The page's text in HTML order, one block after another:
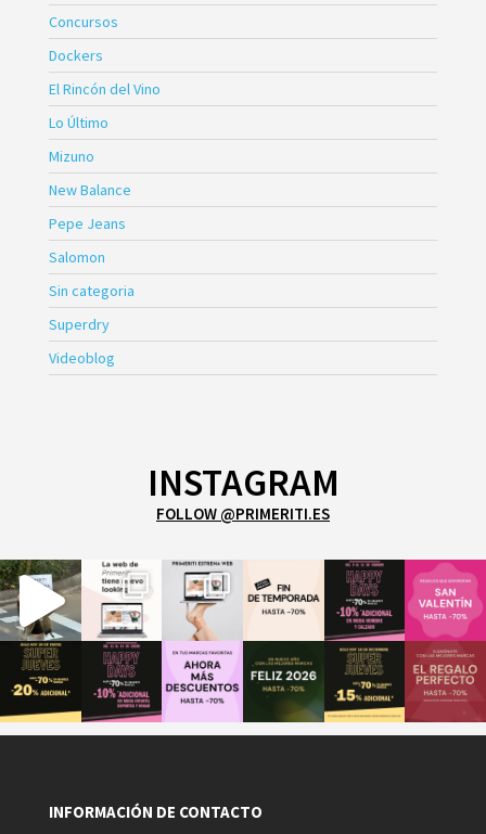
Concursos
Dockers
El Rincón del Vino
Lo Último
Mizuno
New Balance
Pepe Jeans
Salomon
Sin categoria
Superdry
Videoblog
INSTAGRAM
FOLLOW @PRIMERITI.ES
INFORMACIÓN DE CONTACTO